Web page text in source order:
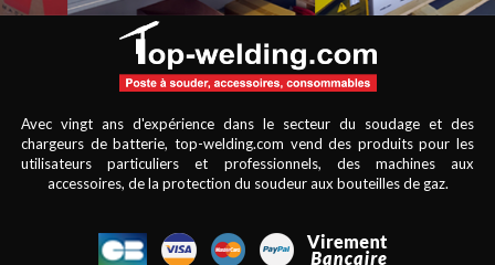
Avec vingt ans d'expérience dans le secteur du soudage et des
chargeurs de batterie, top-welding.com vend des produits pour les
utilisateurs particuliers et professionnels, des machines aux
accessoires, de la protection du soudeur aux bouteilles de gaz.